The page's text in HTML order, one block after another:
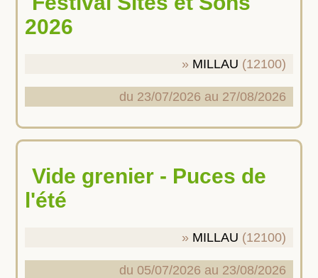
2026
MILLAU (12100)
du 23/07/2026 au 27/08/2026
Vide grenier - Puces de
l'été
MILLAU (12100)
du 05/07/2026 au 23/08/2026